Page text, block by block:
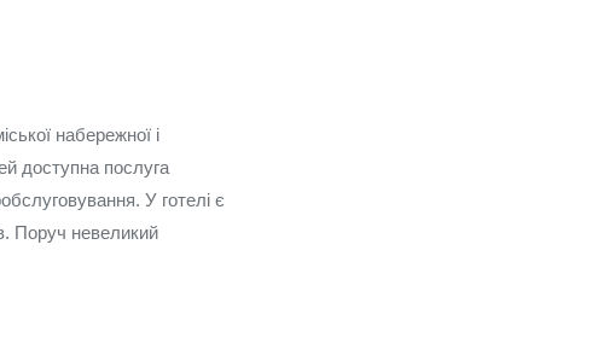
набережної і
доступна послуга
У готелі є
Поруч невеликий